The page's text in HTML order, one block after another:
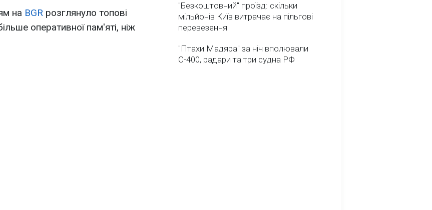
на BGR розглянуло топові
оперативної пам'яті, ніж
"Безкоштовний" проїзд: скільки
мільйонів Київ витрачає на пільгові
перевезення
"Птахи Мадяра" за ніч вполювали
С-400, радари та три судна РФ